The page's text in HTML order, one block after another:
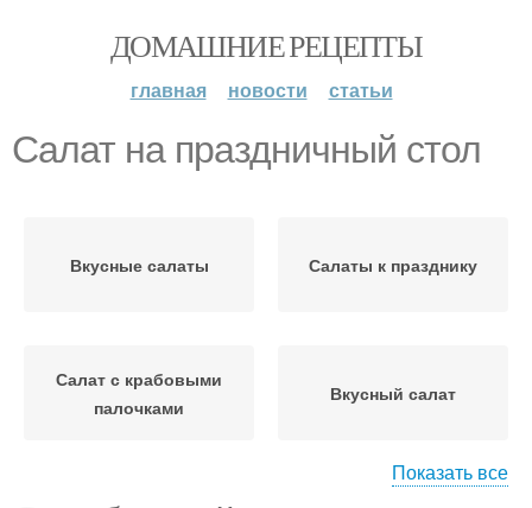
ДОМАШНИЕ РЕЦЕПТЫ
главная новости статьи
Салат на праздничный стол
Вкусные салаты Салаты к празднику
Салат с крабовыми
палочками
Вкусный салат
Показать все